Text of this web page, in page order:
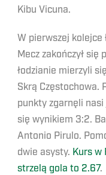
Kibu Vicuna.
W pierwszej kolejce
Mecz zakończył się
łodzianie mierzyli
Skrą Częstochowa.
punkty zgarnęli
się wynikiem 3:2.
Antonio Pirulo.
dwie asysty. Kurs w
strzelą gola to 2.67.